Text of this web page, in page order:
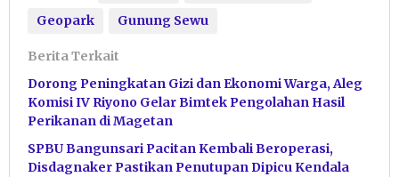
Geopark
Gunung Sewu
Berita Terkait
Dorong Peningkatan Gizi dan Ekonomi Warga, Aleg
Komisi IV Riyono Gelar Bimtek Pengolahan Hasil
Perikanan di Magetan
SPBU Bangunsari Pacitan Kembali Beroperasi,
Disdagnaker Pastikan Penutupan Dipicu Kendala